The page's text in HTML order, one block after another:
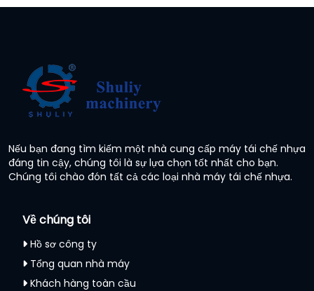
Nếu bạn đang tìm kiếm một nhà cung cấp máy tái chế nhựa
đáng tin cậy, chúng tôi là sự lựa chọn tốt nhất cho bạn.
Chúng tôi chào đón tất cả các loại nhà máy tái chế nhựa.
Về chúng tôi
Hồ sơ công ty
Tổng quan nhà máy
Khách hàng toàn cầu